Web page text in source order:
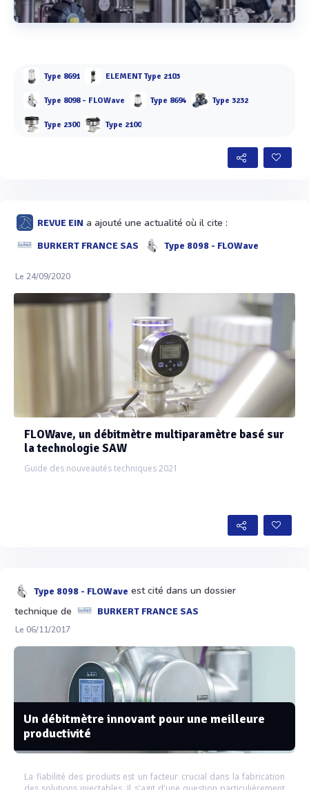
Voir plus
Type 8691 ELEMENT Type 2103
Type 8098 - FLOWave Type 8694 Type 3232
Type 2300 Type 2100
REVUE EIN a ajouté une actualité où il cite :
BURKERT FRANCE SAS Type 8098 - FLOWave
Le 24/09/2020
FLOWave, un débitmètre multiparamètre basé sur
la technologie SAW
Guide des nouveautés techniques 2021
Type 8098 - FLOWave est cité dans un dossier
technique de
BURKERT FRANCE SAS
Le 06/11/2017
Un débitmètre innovant pour une meilleure
productivité
La fiabilité des produits est un facteur crucial dans la fabrication